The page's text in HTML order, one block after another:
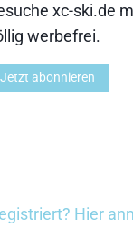
xc-ski.de
werbefrei.
Jetzt abonnieren
Hier